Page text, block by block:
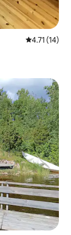
Calificación
4.71 (14)